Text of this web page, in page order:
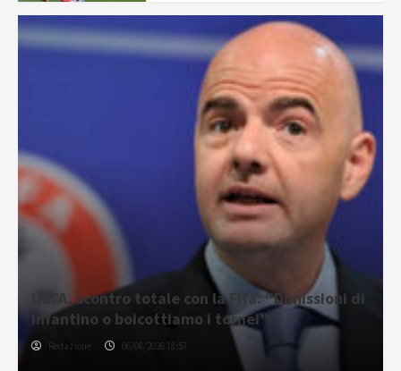
UEFA, scontro totale con la Fifa: “Dimissioni di
Infantino o boicottiamo i tornei”
Redazione 06/08/2026 18:57